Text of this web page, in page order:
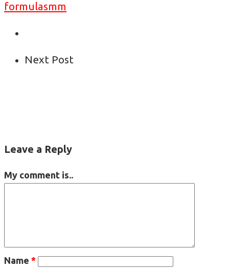
formulasmm
Next Post
Leave a Reply
My comment is..
Name *